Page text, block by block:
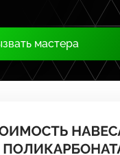
мастера